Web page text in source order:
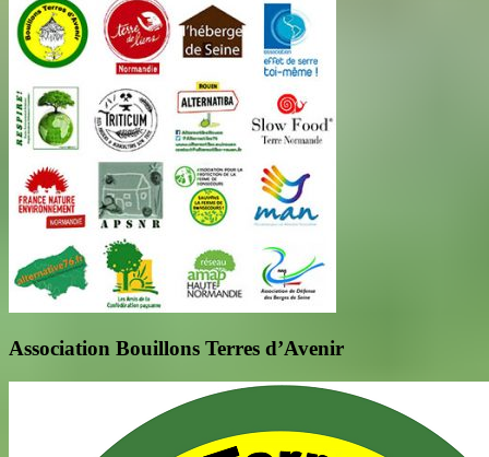
Association Bouillons Terres d’Avenir